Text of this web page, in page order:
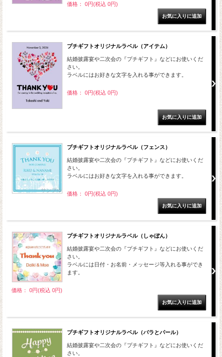
価格： 0円(税込 0円)
プチギフトオリジナルラベル（アイテム）
結婚披露宴や二次会の『プチギフト』などにお使いくだ
さい。
ラベルにはお好きな文字を入れる事ができます。
価格： 0円(税込 0円)
プチギフトオリジナルラベル（フェンス）
結婚披露宴や二次会の『プチギフト』などにお使いくだ
さい。
ラベルにはお好きな文字を入れる事ができます。
価格： 0円(税込 0円)
プチギフトオリジナルラベル（しゃぼん）
結婚披露宴や二次会の『プチギフト』などにお使いくだ
さい。
ラベルには日付・お名前・メッセージ等入れる事ができ
ます。
価格： 0円(税込 0円)
プチギフトオリジナルラベル（バラとパール）
結婚披露宴や二次会の『プチギフト』などにお使いくだ
さい。